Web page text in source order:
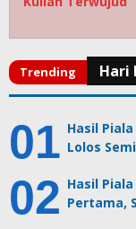
Hasil
Lolos
Hasil
Pertama,